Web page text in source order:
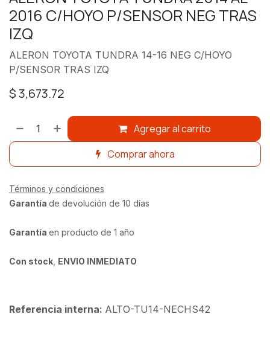
2016 C/HOYO P/SENSOR NEG TRAS
IZQ
ALERON TOYOTA TUNDRA 14-16 NEG C/HOYO
P/SENSOR TRAS IZQ
$3,673.72
Agregar al carrito
Comprar ahora
Términos y condiciones
Garantía de devolución de 10 días
Garantía en producto de 1 año
Con stock ENVIO INMEDIATO
Referencia interna: ALTO-TU14-NECHS42